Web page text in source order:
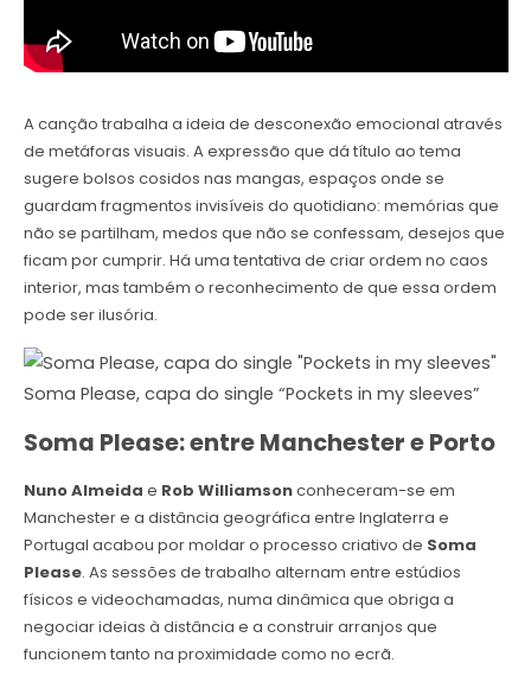
A canção trabalha a ideia de desconexão emocional através
de metáforas visuais. A expressão que dá título ao tema
sugere bolsos cosidos nas mangas, espaços onde se
guardam fragmentos invisíveis do quotidiano: memórias que
não se partilham, medos que não se confessam, desejos que
ficam por cumprir. Há uma tentativa de criar ordem no caos
interior, mas também o reconhecimento de que essa ordem
pode ser ilusória.
Soma Please, capa do single “Pockets in my sleeves”
Soma Please: entre Manchester e Porto
Nuno Almeida e Rob Williamsonconheceram-se em
Manchester e a distância geográfica entre Inglaterra e
Portugal acabou por moldar o processo criativo de Soma
Please. As sessões de trabalho alternam entre estúdios
físicos e videochamadas, numa dinâmica que obriga a
negociar ideias à distância e a construir arranjos que
funcionem tanto na proximidade como no ecrã.